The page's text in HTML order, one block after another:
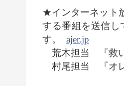
★インターネット
する番組を送信し
す。
ajer.jp
荒木担当 『救い
村尾担当 『オレ